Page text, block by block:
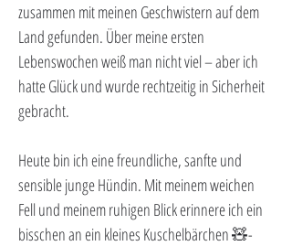
zusammen mit meinen Geschwistern auf dem
Land gefunden. Über meine ersten
Lebenswochen weiß man nicht viel – aber ich
hatte Glück und wurde rechtzeitig in Sicherheit
gebracht.
Heute bin ich eine freundliche, sanfte und
sensible junge Hündin. Mit meinem weichen
Fell und meinem ruhigen Blick erinnere ich ein
bisschen an ein kleines Kuschelbärchen 🧸-